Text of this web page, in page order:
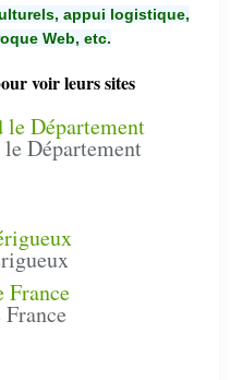
appui logistique,
Web, etc.
voir leurs sites
Département
France